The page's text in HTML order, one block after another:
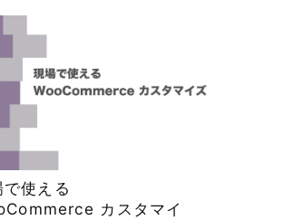
で使える
カスタマイ